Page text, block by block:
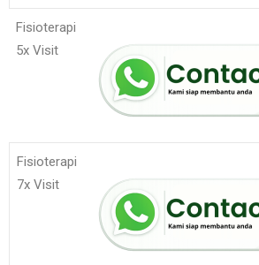
Fisioterapi
5x Visit
Fisioterapi
7x Visit